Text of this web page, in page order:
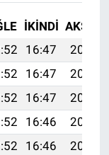
İKINDI AKŞAM
16:47
20:10
16:47
20:09
16:47
20:08
16:46
20:07
16:46
20:06